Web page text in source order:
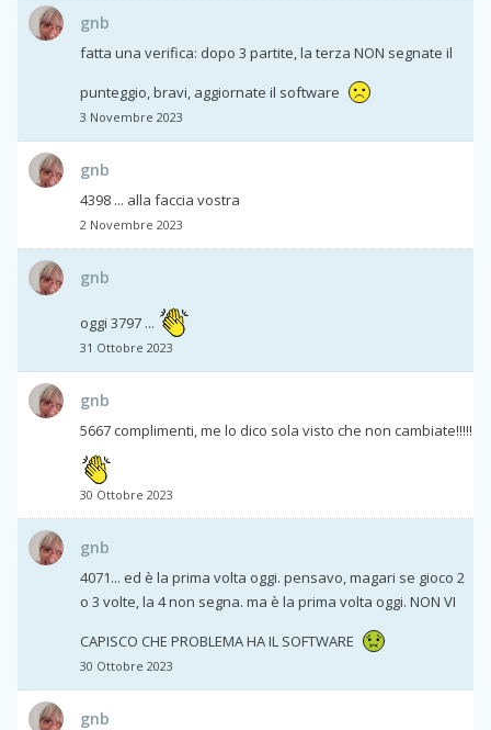
gnb
fatta una verifica: dopo 3 partite, la terza NON segnate il
punteggio, bravi, aggiornate il software
3 Novembre 2023
gnb
4398 ... alla faccia vostra
2 Novembre 2023
gnb
oggi 3797 ...
31 Ottobre 2023
gnb
5667 complimenti, me lo dico sola visto che non cambiate!!!!!
30 Ottobre 2023
gnb
4071... ed è la prima volta oggi. pensavo, magari se gioco 2
o 3 volte, la 4 non segna. ma è la prima volta oggi. NON VI
CAPISCO CHE PROBLEMA HA IL SOFTWARE
30 Ottobre 2023
gnb